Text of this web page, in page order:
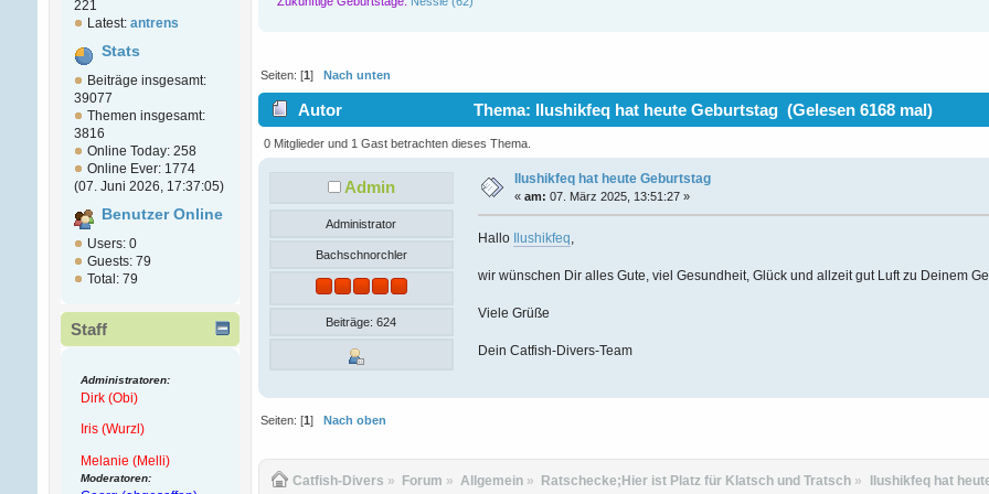
221
Latest: antrens
Stats
Beiträge insgesamt:
39077
Themen insgesamt:
3816
Online Today: 258
Online Ever: 1774
(07. Juni 2026, 17:37:05)
Benutzer Online
Users: 0
Guests: 79
Total: 79
Staff
Administratoren:
Dirk (Obi)
Iris (Wurzl)
Melanie (Melli)
Moderatoren:
Seiten: [1] Nach unten
Autor Thema: Ilushikfeq hat heute Geburtstag (Gelesen 6168 mal)
0 Mitglieder und 1 Gast betrachten dieses Thema.
Admin
Administrator
Bachschnorchler
Beiträge: 624
Ilushikfeq hat heute Geburtstag
« am: 07. März 2025, 13:51:27 »
Hallo Ilushikfeq,
wir wünschen Dir alles Gute, viel Gesundheit, Glück und allzeit gut Luft zu Deinem
Viele Grüße
Dein Catfish-Divers-Team
Seiten: [1 ]
Nach oben
Catfish-Divers » Forum » Allgemein » Ratschecke;Hier ist Platz für Klatsch und Tratsch » Ilushikfeq hat